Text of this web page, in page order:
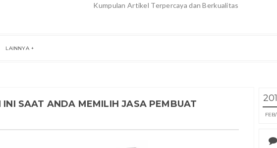
Kumpulan Artikel Terpercaya dan Berkualitas
LAINNYA
FEB
SAAT ANDA MEMILIH JASA PEMBUAT